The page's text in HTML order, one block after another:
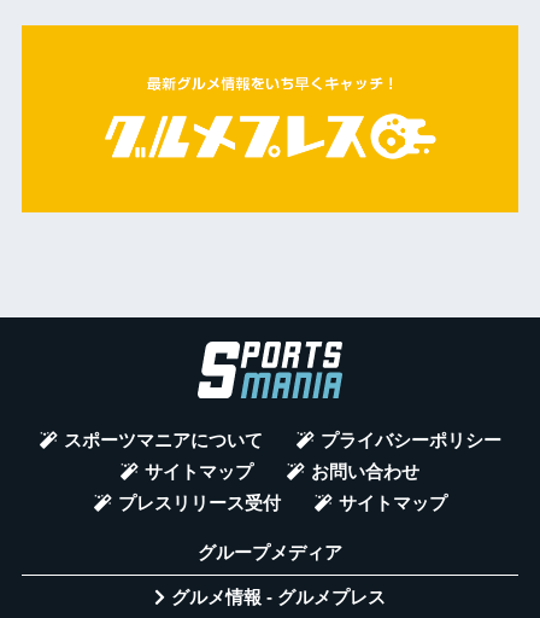
スポーツマニアについて
プライバシーポリシー
サイトマップ
お問い合わせ
プレスリリース受付
サイトマップ
グループメディア
グルメ情報 - グルメプレス